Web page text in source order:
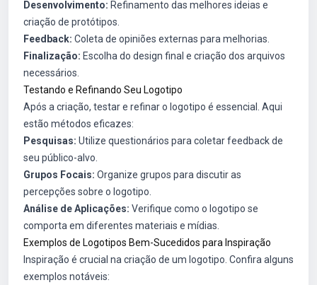
Desenvolvimento: Refinamento das melhores ideias e
criação de protótipos.
Feedback: Coleta de opiniões externas para melhorias.
Finalização: Escolha do design final e criação dos arquivos
necessários.
Testando e Refinando Seu Logotipo
Após a criação, testar e refinar o logotipo é essencial. Aqui
estão métodos eficazes:
Pesquisas: Utilize questionários para coletar feedback de
seu público-alvo.
Grupos Focais: Organize grupos para discutir as
percepções sobre o logotipo.
Análise de Aplicações: Verifique como o logotipo se
comporta em diferentes materiais e mídias.
Exemplos de Logotipos Bem-Sucedidos para Inspiração
Inspiração é crucial na criação de um logotipo. Confira alguns
exemplos notáveis: